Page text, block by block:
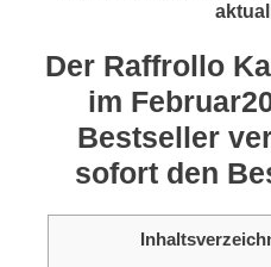
Der Raffrollo
im
Bestseller
sofort den